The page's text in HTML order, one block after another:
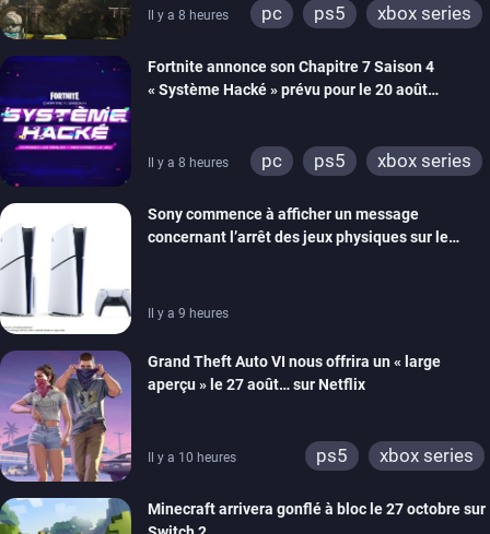
Il y a 8 heures pc ps5
xbox series
Fortnite annonce son Chapitre 7 Saison 4
« Système Hacké » prévu pour le 20 août
Il y a 8 heures pc ps5
xbox series
ps4
xbox one
switch 2
Sony commence à afficher un message
concernant l’arrêt des jeux physiques sur le
Il y a 9 heures
Grand Theft Auto VI nous offrira un « large
aperçu » le 27 août… sur Netflix
Il y a 10 heures ps5 xbox series
Minecraft arrivera gonflé à bloc le 27 octobre sur